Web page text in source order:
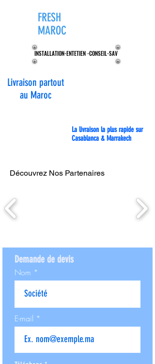
FRESH
MAROC
INSTALLATION-ENTETIEN -CONSEIL-SAV
INSTALLATION-ENTETIEN -CONSEIL-SAV
Livraison partout
au Maroc
La livraison la plus rapide sur
Casablanca & Marrakech
Découvrez Nos Partenaires
Demande de devis
Nom
E-mail